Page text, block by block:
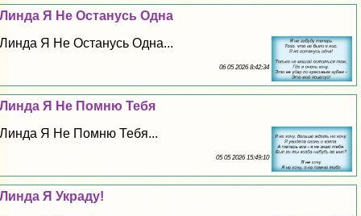
Линда Я Не Остaнycь Одна
Линда Я Не Остaнycь Одна...
06 05 2026 8:42:34
Линда Я Не Помню Тебя
Линда Я Не Помню Тебя...
05 05 2026 15:49:10
Линда Я Украду!